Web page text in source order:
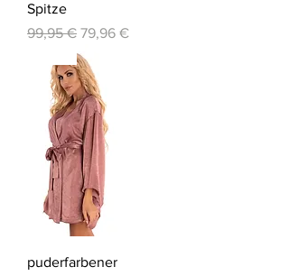
Spitze
Standardpreis
99,95 € Sale-Preis
79,96 €
puderfarbener